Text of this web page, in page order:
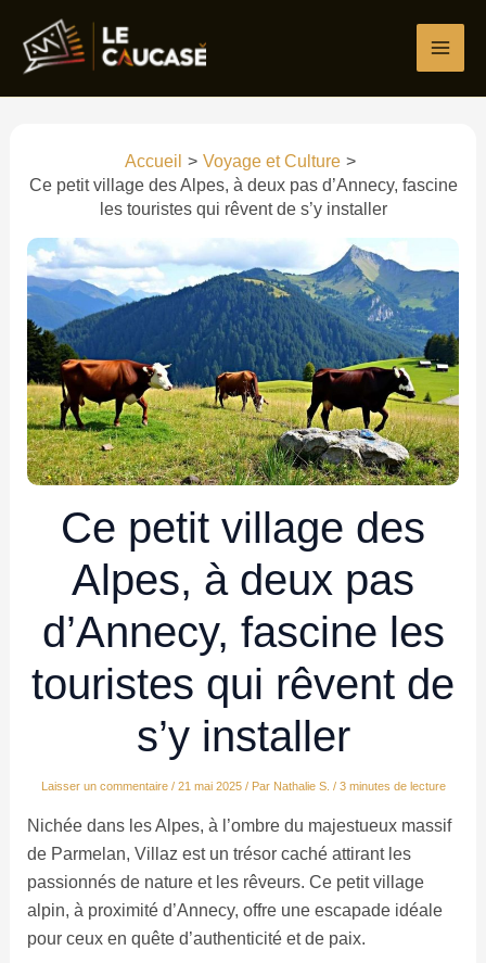
contenu
Accueil
Voyage et Culture
Ce petit village des Alpes, à deux pas d’Annecy, fascine
les touristes qui rêvent de s’y installer
Ce petit village des
Alpes, à deux pas
d’Annecy, fascine les
touristes qui rêvent de
s’y installer
Laisser un commentaire / 21 mai 2025 / Par Nathalie S. / 3 minutes de lecture
Nichée dans les Alpes, à l’ombre du majestueux massif
de Parmelan, Villaz est un trésor caché attirant les
passionnés de nature et les rêveurs. Ce petit village
alpin, à proximité d’Annecy, offre une escapade idéale
pour ceux en quête d’authenticité et de paix.
ici…
mail*